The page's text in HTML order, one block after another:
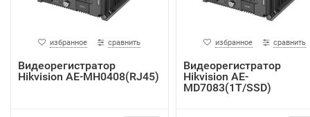
избранное сравнить
Видеорегистратор
Hikvision AE-MH0408(RJ45)
избранное сравнить
Видеорегистратор
Hikvision AE-
MD7083(1T/SSD)